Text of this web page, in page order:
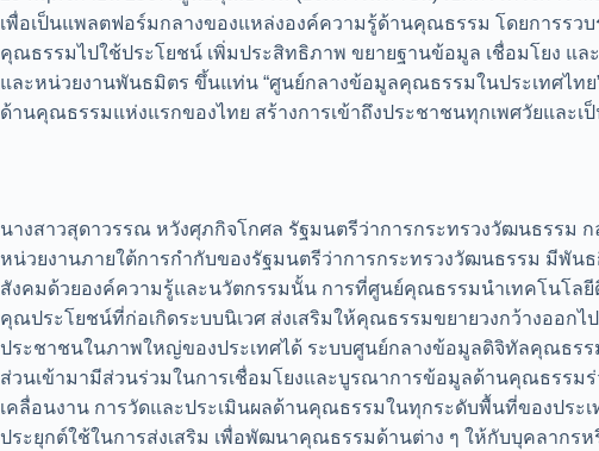
เพื่อเป็นแพลตฟอร์มกลางของแหล่งองค์ความรู้ด้านคุณธรรม โดยการรว
คุณธรรมไปใช้ประโยชน์ เพิ่มประสิทธิภาพ ขยายฐานข้อมูล เชื่อมโยง แ
และหน่วยงานพันธมิตร ขึ้นแท่น “ศูนย์กลางข้อมูลคุณธรรมในประเทศไท
ด้านคุณธรรมแห่งแรกของไทย สร้างการเข้าถึงประชาชนทุกเพศวัยและ
นางสาวสุดาวรรณ หวังศุภกิจโกศล รัฐมนตรีว่าการกระทรวงวัฒนธรรม
หน่วยงานภายใต้การกำกับของรัฐมนตรีว่าการกระทรวงวัฒนธรรม มีพันธ
สังคมด้วยองค์ความรู้และนวัตกรรมนั้น การที่ศูนย์คุณธรรมนำเทคโนโล
คุณประโยชน์ที่ก่อเกิดระบบนิเวศ ส่งเสริมให้คุณธรรมขยายวงกว้างออ
ประชาชนในภาพใหญ่ของประเทศได้ ระบบศูนย์กลางข้อมูลดิจิทัลคุณธร
ส่วนเข้ามามีส่วนร่วมในการเชื่อมโยงและบูรณาการข้อมูลด้านคุณธรรม
เคลื่อนงาน การวัดและประเมินผลด้านคุณธรรมในทุกระดับพื้นที่ของประ
ประยุกต์ใช้ในการส่งเสริม เพื่อพัฒนาคุณธรรมด้านต่าง ๆ ให้กับบุคลากรห